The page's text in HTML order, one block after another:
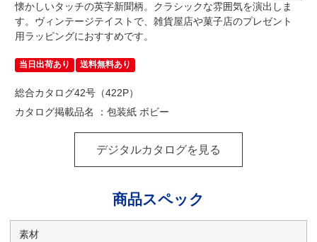
懐かしいタッチの英字新聞柄。クラシックな雰囲気を演出しま
す。ヴィンテージテイストで、雑貨屋店や菓子店のプレゼント
用ラッピングにおすすめです。
当日出荷あり 送料無料あり
総合カタログ42号（422P）
カタログ掲載品名 ：包装紙 ボビー
デジタルカタログを見る
商品スペック
素材